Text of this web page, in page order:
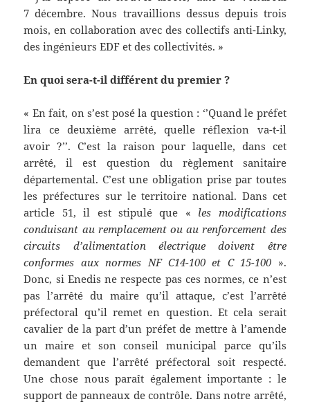
7 décembre. Nous travaillions dessus depuis trois
mois, en collaboration avec des collectifs anti-Linky,
des ingénieurs EDF et des collectivités. »
En quoi sera-t-il différent du premier ?
« En fait, on s’est posé la question : ‘’Quand le préfet
lira ce deuxième arrêté, quelle réflexion va-t-il
avoir ?’’. C’est la raison pour laquelle, dans cet
arrêté, il est question du règlement sanitaire
départemental. C’est une obligation prise par toutes
les préfectures sur le territoire national. Dans cet
article 51, il est stipulé que « les modifications
conduisant au remplacement ou au renforcement des
circuits d’alimentation électrique doivent être
conformes aux normes NF C14-100 et C 15-100 ».
Donc, si Enedis ne respecte pas ces normes, ce n’est
pas l’arrêté du maire qu’il attaque, c’est l’arrêté
préfectoral qu’il remet en question. Et cela serait
cavalier de la part d’un préfet de mettre à l’amende
un maire et son conseil municipal parce qu’ils
demandent que l’arrêté préfectoral soit respecté.
Une chose nous paraît également importante : le
support de panneaux de contrôle. Dans notre arrêté,